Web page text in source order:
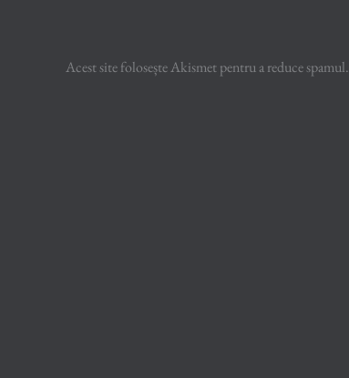
Acest site folosește Akismet pentru a reduce spamul.